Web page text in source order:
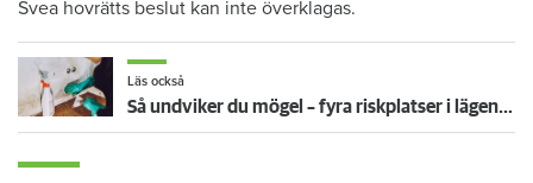
Svea hovrätts beslut kan inte överklagas.
Läs också
Så undviker du mögel – fyra riskplatser i lägenheten: ”Måste städa bort”